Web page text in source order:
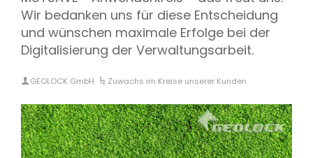
Wir bedanken uns für diese Entscheidung
und wünschen maximale Erfolge bei der
Digitalisierung der Verwaltungsarbeit.
GEOLOCK GmbH Zuwachs im Kreise unserer Kunden